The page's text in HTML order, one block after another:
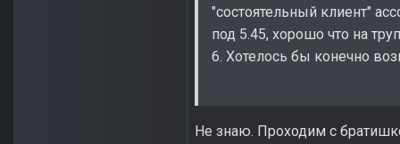
"состоятельный клиент"
под 5.45, хорошо что на
6. Хотелось бы конечно
Не знаю. Проходим с